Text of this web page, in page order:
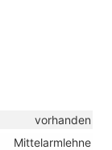
vorhanden
Mittelarmlehne